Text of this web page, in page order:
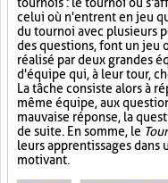
celui où n'entrent en jeu
du tournoi avec plusieurs
des questions, font un jeu
réalisé par deux grandes
d'équipe qui, à leur tour,
La tâche consiste alors à
même équipe, aux
mauvaise réponse, la
de suite. En somme, le
leurs apprentissages
motivant.